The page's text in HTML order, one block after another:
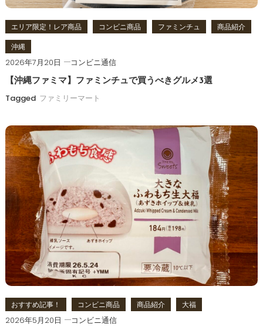
エリア限定！レア商品 コンビニ商品 ファミンチュ
商品紹介
沖縄
2026年7月20日 コンビニ通信
【沖縄ファミマ】ファミンチュで買うべきグルメ3選
Tagged ファミリーマート
おすすめ記事！ コンビニ商品 商品紹介 大福
2026年5月20日 コンビニ通信